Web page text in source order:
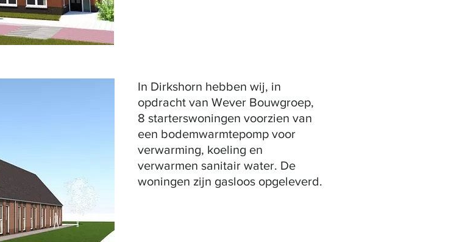
In Dirkshorn hebben wij, in
opdracht van Wever Bouwgroep,
8 starterswoningen voorzien van
een bodemwarmtepomp voor
verwarming, koeling en
verwarmen sanitair water. De
woningen zijn gasloos opgeleverd.